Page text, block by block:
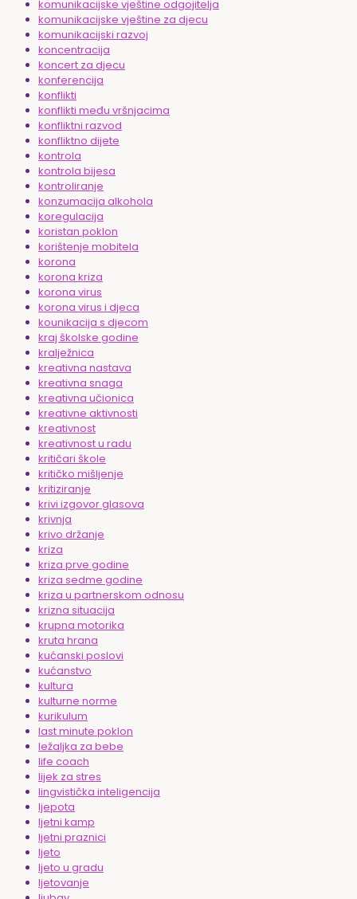
komunikacijske vještine odgojitelja
komunikacijske vještine za djecu
komunikacijski razvoj
koncentracija
koncert za djecu
konferencija
konflikti
konflikti među vršnjacima
konfliktni razvod
konfliktno dijete
kontrola
kontrola bijesa
kontroliranje
konzumacija alkohola
koregulacija
koristan poklon
korištenje mobitela
korona
korona kriza
korona virus
korona virus i djeca
kounikacija s djecom
kraj školske godine
kralježnica
kreativna nastava
kreativna snaga
kreativna učionica
kreativne aktivnosti
kreativnost
kreativnost u radu
kritičari škole
kritičko mišljenje
kritiziranje
krivi izgovor glasova
krivnja
krivo držanje
kriza
kriza prve godine
kriza sedme godine
kriza u partnerskom odnosu
krizna situacija
krupna motorika
kruta hrana
kućanski poslovi
kućanstvo
kultura
kulturne norme
kurikulum
last minute poklon
ležaljka za bebe
life coach
lijek za stres
lingvistička inteligencija
ljepota
ljetni kamp
ljetni praznici
ljeto
ljeto u gradu
ljetovanje